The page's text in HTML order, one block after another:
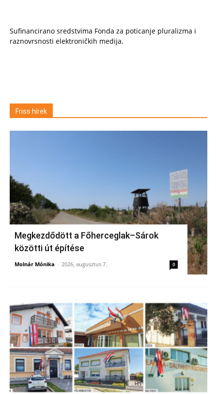
Sufinancirano sredstvima Fonda za poticanje pluralizma i
raznovrsnosti elektroničkih medija.
Friss hírek
Megkezdődött a Főherceglak–Sárok
közötti út építése
Molnár Mónika - 2026, augusztus 7. 0